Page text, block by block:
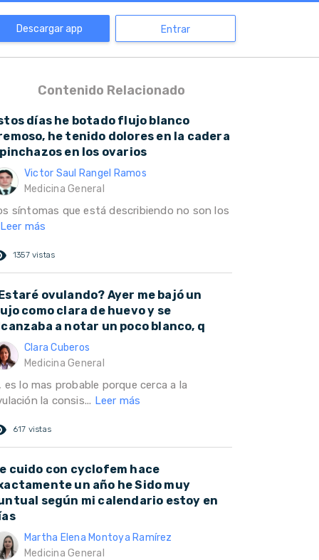
Descargar app Entrar
Contenido Relacionado
días he botado flujo blanco
he tenido dolores en la cadera
en los ovarios
Victor Saul Rangel Ramos
Medicina General
síntomas que está describiendo no son los
Leer más
1357 vistas
ovulando? Ayer me bajó un
como clara de huevo y se
a notar un poco blanco, q
Clara Cuberos
Medicina General
es lo mas probable porque cerca a la
la consis... Leer más
617 vistas
cuido con cyclofem hace
un año he Sido muy
según mi calendario estoy en
Martha Elena Montoya Ramírez
Medicina General